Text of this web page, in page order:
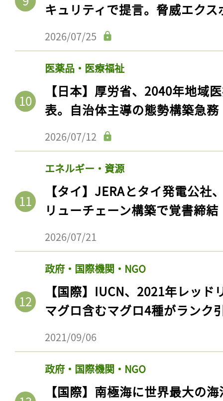
キュリティで提言。脅威エク
2026/07/25
医薬品・医療福祉
【日本】厚労省、2040年地域
表。自治体主導の態勢構築急務
2026/07/12
エネルギー・資源
【タイ】JERAとタイ発電公社
リューチェーン構築で覚書締結
2026/07/21
政府・国際機関・NGO
【国際】IUCN、2021年レッ
マグロ含むマグロ4種がランク
2021/09/06
政府・国際機関・NGO
【国際】南極海に世界最大の